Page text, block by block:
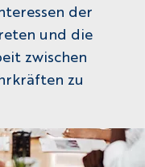
der
und die
zwischen
zu